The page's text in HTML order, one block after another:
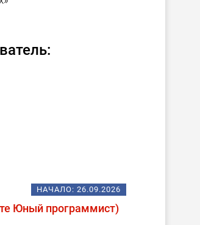
НАЧАЛО: 26.09.2026
Юный программист)